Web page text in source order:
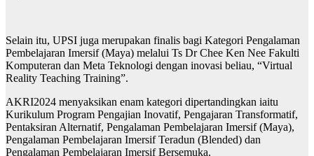
Selain itu, UPSI juga merupakan finalis bagi Kategori Pengalaman
Pembelajaran Imersif (Maya) melalui Ts Dr Chee Ken Nee Fakulti
Komputeran dan Meta Teknologi dengan inovasi beliau, “Virtual
Reality Teaching Training”.
AKRI2024 menyaksikan enam kategori dipertandingkan iaitu
Kurikulum Program Pengajian Inovatif, Pengajaran Transformatif,
Pentaksiran Alternatif, Pengalaman Pembelajaran Imersif (Maya),
Pengalaman Pembelajaran Imersif Teradun (Blended) dan
Pengalaman Pembelajaran Imersif Bersemuka.